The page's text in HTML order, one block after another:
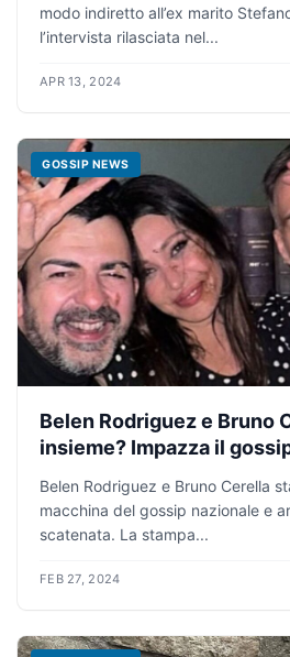
modo indiretto all’ex marito
l’intervista rilasciata nel...
APR 13, 2024
GOSSIP NEWS
Belen Rodriguez e Bruno
insieme? Impazza il
Belen Rodriguez e Bruno Cerella
macchina del gossip nazionale e
scatenata. La stampa...
FEB 27, 2024